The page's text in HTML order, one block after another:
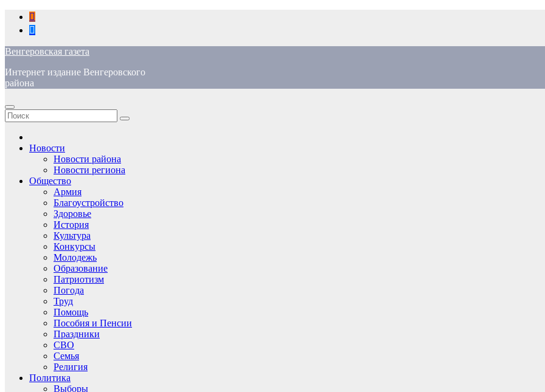
Перейти
содержимому
Венгеровская газета
Интернет издание Венгеровского
района
Новости
Новости района
Новости региона
Общество
Армия
Благоустройство
Здоровье
История
Культура
Конкурсы
Молодежь
Образование
Патриотизм
Погода
Труд
Помощь
Пособия и Пенсии
Праздники
СВО
Семья
Религия
Политика
Выборы